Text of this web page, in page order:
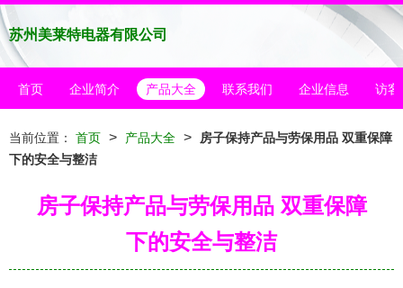
苏州美莱特电器有限公司
首页 企业简介 产品大全 联系我们 企业信息 访客
当前位置： 首页 > 产品大全 >
房子保持产品与劳保用品 双重保障
下的安全与整洁
房子保持产品与劳保用品 双重保障
下的安全与整洁